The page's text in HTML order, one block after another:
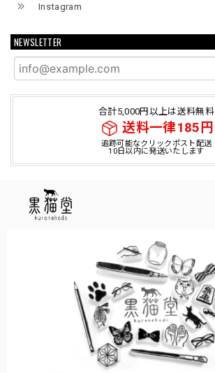
Instagram
NEWSLETTER
合計5,000円以上は送料無料
送料一律185円
追跡可能なクリックポスト配送
10日以内に発送いたします